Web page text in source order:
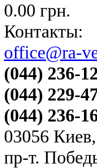
0.00 грн.
Контакты:
office@ra-
(044) 236-
(044) 229-
(044) 236-
03056 Киев,
пр-т.